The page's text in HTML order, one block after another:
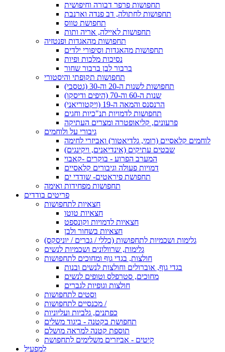
תחפושות פרפר דבורה וחיפושית
תחפושות לחתולה, דב פנדה וארנבת
תחפושת טווס
תחפושות לאיילה, אריה ותות
תחפושות מהאגדות ופנטזיה
תחפושות מהאגדות וסיפורי ילדים
נסיכות מלכות ופיות
ברבור לבן ברבור שחור
תחפושות תקופתי והיסטורי
תחפושות לשנות ה-20 וה-30 (גטסבי)
שנות ה-60 וה-70 (היפים ודיסקו)
הרנסנס והמאה ה-19 (ויקטוריאני)
תחפושות לדמויות תנ"כיות וחגים
פרעונים, קליאופטרה ומצרים העתיקה
גיבורי על ולוחמים
לוחמים קלאסיים (רומי, גלדיאטור) ואביזרי לחימה
שבטים עתיקים (אינדיאנים, ויקינגים)
המערב הפרוע - בוקרים -קאבוי
דמויות פעולה וגיבורים קלאסיים
תחפושת פיראטים- שודדי ים
תחפושות מפחידות ואימה
פריטים בודדים
חצאיות לתחפושות
חצאיות טוטו
חצאיות לדמויות וקונספט
חצאיות בשחור ולבן
גלימות ושכמיות לתחפושות (כללי / גברים / יוניסקס)
גלימות, שרוולונים ושכמיות לנשים
חולצות, בגדי גוף ומחוכים לתחפושות
בגדי גוף, אוברולים וחולצות לנשים ובנות
מחוכים, סטרפלס וטופים לנשים
חולצות וגופיות לגברים
וסטים לתחפושות
מכנסיים לתחפושות /
כפתנים, גלביות ועליוניות
תחפושת בקטנה - ביגוד משלים
תוספת קטנה למראה מושלם
קיטים - אביזרים משלימים לתחפושת
למפעיל